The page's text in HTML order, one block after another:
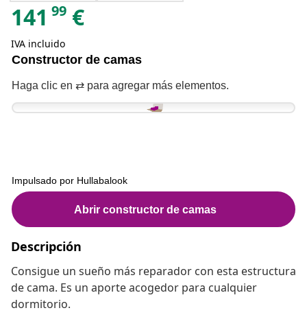
141 99 €
IVA incluido
Descripción
Consigue un sueño más reparador con esta estructura
de cama. Es un aporte acogedor para cualquier
dormitorio.